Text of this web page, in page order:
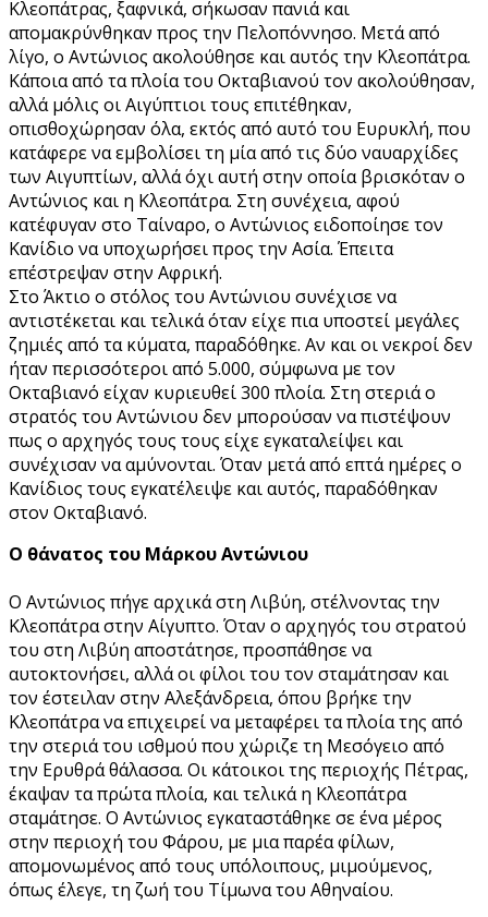
Κλεοπάτρας, ξαφνικά, σήκωσαν πανιά και
απομακρύνθηκαν προς την Πελοπόννησο. Μετά από
λίγο, ο Αντώνιος ακολούθησε και αυτός την Κλεοπάτρα.
Κάποια από τα πλοία του Οκταβιανού τον ακολούθησαν,
αλλά μόλις οι Αιγύπτιοι τους επιτέθηκαν,
οπισθοχώρησαν όλα, εκτός από αυτό του Ευρυκλή, που
κατάφερε να εμβολίσει τη μία από τις δύο ναυαρχίδες
των Αιγυπτίων, αλλά όχι αυτή στην οποία βρισκόταν ο
Αντώνιος και η Κλεοπάτρα. Στη συνέχεια, αφού
κατέφυγαν στο Ταίναρο, ο Αντώνιος ειδοποίησε τον
Κανίδιο να υποχωρήσει προς την Ασία. Έπειτα
επέστρεψαν στην Αφρική.
Στο Άκτιο ο στόλος του Αντώνιου συνέχισε να
αντιστέκεται και τελικά όταν είχε πια υποστεί μεγάλες
ζημιές από τα κύματα, παραδόθηκε. Αν και οι νεκροί δεν
ήταν περισσότεροι από 5.000, σύμφωνα με τον
Οκταβιανό είχαν κυριευθεί 300 πλοία. Στη στεριά ο
στρατός του Αντώνιου δεν μπορούσαν να πιστέψουν
πως ο αρχηγός τους τους είχε εγκαταλείψει και
συνέχισαν να αμύνονται. Όταν μετά από επτά ημέρες ο
Κανίδιος τους εγκατέλειψε και αυτός, παραδόθηκαν
στον Οκταβιανό.
Ο θάνατος του Μάρκου Αντώνιου
Ο Αντώνιος πήγε αρχικά στη Λιβύη, στέλνοντας την
Κλεοπάτρα στην Αίγυπτο. Όταν ο αρχηγός του στρατού
του στη Λιβύη αποστάτησε, προσπάθησε να
αυτοκτονήσει, αλλά οι φίλοι του τον σταμάτησαν και
τον έστειλαν στην Αλεξάνδρεια, όπου βρήκε την
Κλεοπάτρα να επιχειρεί να μεταφέρει τα πλοία της από
την στεριά του ισθμού που χώριζε τη Μεσόγειο από
την Ερυθρά θάλασσα. Οι κάτοικοι της περιοχής Πέτρας,
έκαψαν τα πρώτα πλοία, και τελικά η Κλεοπάτρα
σταμάτησε. Ο Αντώνιος εγκαταστάθηκε σε ένα μέρος
στην περιοχή του Φάρου, με μια παρέα φίλων,
απομονωμένος από τους υπόλοιπους, μιμούμενος,
όπως έλεγε, τη ζωή του Τίμωνα του Αθηναίου.